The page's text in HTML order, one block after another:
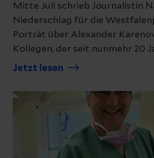
Mitte Juli schrieb Journalistin
Niederschlag für die
Porträt über Alexander
Kollegen, der seit nunmehr 20
Radiologie Röntgenbilder
eigenen Computerspiel
Spiel "The Ruins of Calaworm"
Laufe des Augusts 2026 auf
Jetzt lesen